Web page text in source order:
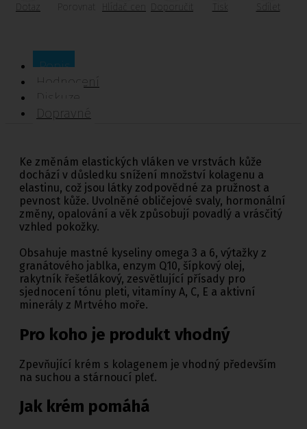
Dotaz Porovnat Doporučit Tisk Sdílet
Popis
Hodnocení
Diskuze
Dopravné
Ke změnám elastických vláken ve vrstvách kůže
dochází v důsledku snížení množství kolagenu a
elastinu, což jsou látky zodpovědné za pružnost a
pevnost kůže. Uvolněné obličejové svaly, hormonální
změny, opalování a věk způsobují povadlý a vrásčitý
vzhled pokožky.
Obsahuje mastné kyseliny omega 3 a 6, výtažky z
granátového jablka, enzym Q10, šípkový olej,
rakytník řešetlákový, zesvětlující přísady pro
sjednocení tónu pleti, vitamíny A, C, E a aktivní
minerály z Mrtvého moře.
Pro koho je produkt vhodný
Zpevňující krém s kolagenem je vhodný především
na suchou a stárnoucí pleť.
Jak krém pomáhá